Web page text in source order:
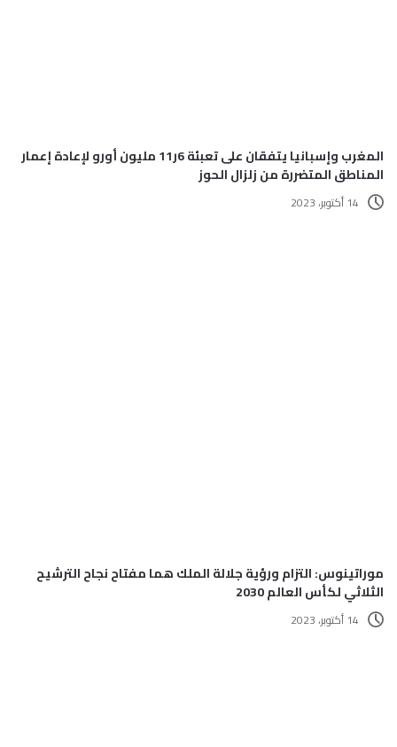
المغرب وإسبانيا يتفقان على تعبئة 6ر11 مليون أورو لإعادة إعمار
المناطق المتضررة من زلزال الحوز
14 أكتوبر، 2023
موراتينوس: التزام ورؤية جلالة الملك هما مفتاح نجاح الترشيح
الثلاثي لكأس العالم 2030
14 أكتوبر، 2023